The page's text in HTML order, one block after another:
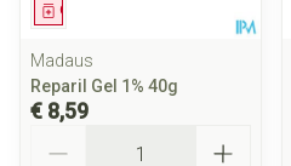
Geneesmiddel
Madaus
Reparil Gel 1% 40g
€ 8,59